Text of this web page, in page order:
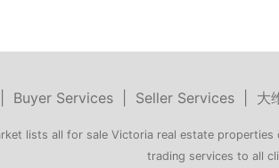
Buyer Services Seller Services 大
lists all for sale Victoria real estate
trading services to all